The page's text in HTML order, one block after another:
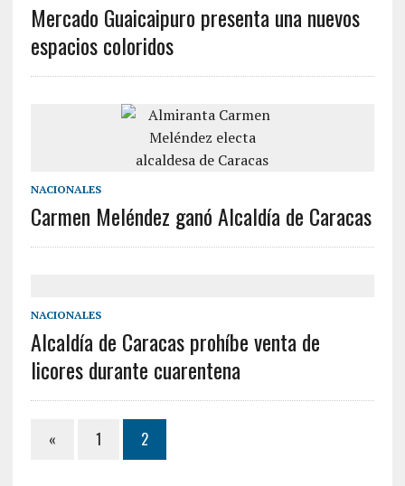
Mercado Guaicaipuro presenta una nuevos
espacios coloridos
NACIONALES
Carmen Meléndez ganó Alcaldía de Caracas
NACIONALES
Alcaldía de Caracas prohíbe venta de
licores durante cuarentena
« 1 2